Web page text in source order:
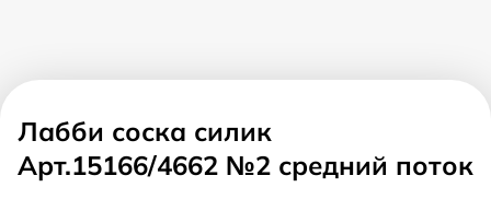
Лабби соска силик
Арт.15166/4662 №2 средний поток